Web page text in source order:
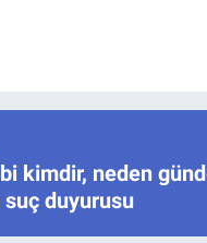
kimdir, neden
suç duyurusu